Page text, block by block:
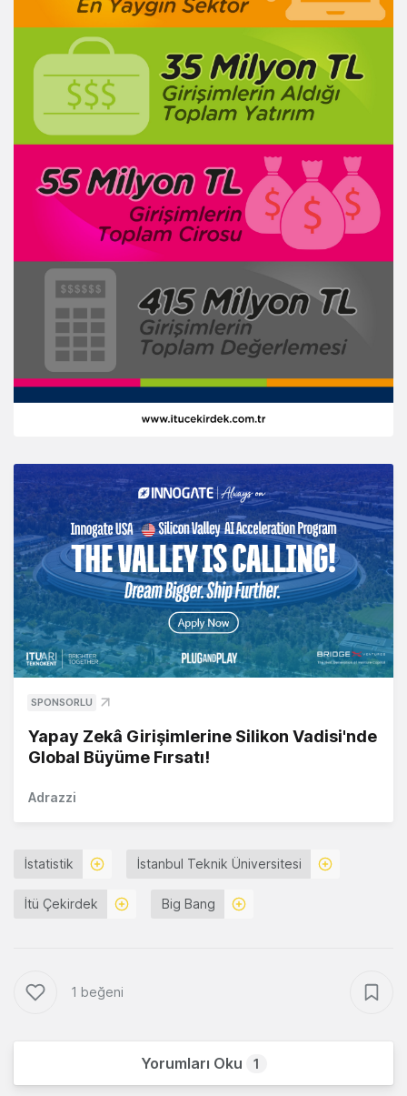
SPONSORLU
Yapay Zekâ Girişimlerine Silikon Vadisi'nde
Global Büyüme Fırsatı!
Adrazzi
İstatistik İstanbul Teknik Üniversitesi
İtü Çekirdek Big Bang
1 beğeni
Yorumları Oku 1